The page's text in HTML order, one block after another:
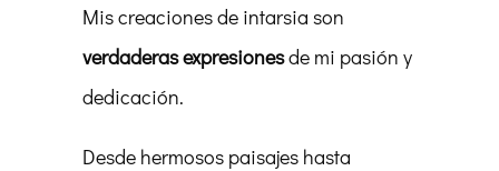
Mis creaciones de intarsia son
verdaderas expresionesde mi pasión y
dedicación.
Desde hermosos paisajes hasta